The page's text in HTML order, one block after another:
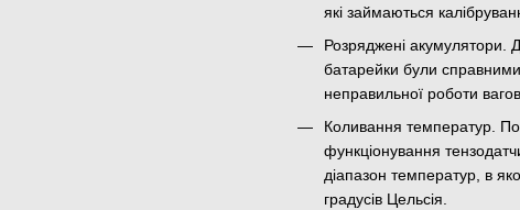
які займаються
Розряджені акумулятори.
батарейки були
неправильної роботи
Коливання температур.
функціонування
діапазон температур, в
градусів Цельсія.